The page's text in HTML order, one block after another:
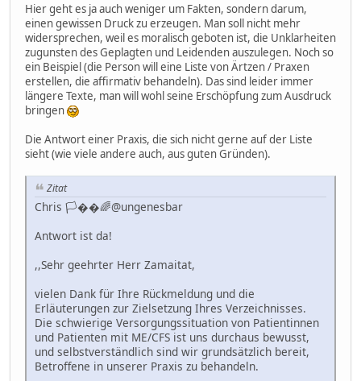
Hier geht es ja auch weniger um Fakten, sondern darum,
einen gewissen Druck zu erzeugen. Man soll nicht mehr
widersprechen, weil es moralisch geboten ist, die Unklarheiten
zugunsten des Geplagten und Leidenden auszulegen. Noch so
ein Beispiel (die Person will eine Liste von Ärtzen / Praxen
erstellen, die affirmativ behandeln). Das sind leider immer
längere Texte, man will wohl seine Erschöpfung zum Ausdruck
bringen
Die Antwort einer Praxis, die sich nicht gerne auf der Liste
sieht (wie viele andere auch, aus guten Gründen).
Zitat
Chris 🏳��🌈@ungenesbar
Antwort ist da!
,,Sehr geehrter Herr Zamaitat,
vielen Dank für Ihre Rückmeldung und die
Erläuterungen zur Zielsetzung Ihres Verzeichnisses.
Die schwierige Versorgungssituation von Patientinnen
und Patienten mit ME/CFS ist uns durchaus bewusst,
und selbstverständlich sind wir grundsätzlich bereit,
Betroffene in unserer Praxis zu behandeln.